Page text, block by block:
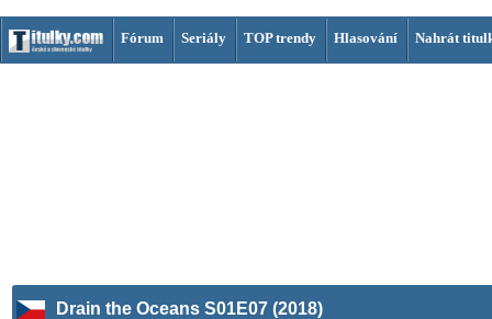
Fórum Seriály TOP trendy Hlasování Nahrát
Drain the Oceans S01E07 (2018)